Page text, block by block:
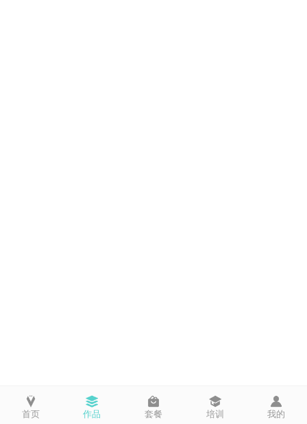
首页 作品 套餐 培训 我的